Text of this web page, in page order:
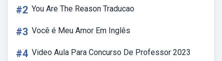
#2 You Are The Reason Traducao
#3 Você é Meu Amor Em Inglês
#4 Video Aula Para Concurso De Professor 2023